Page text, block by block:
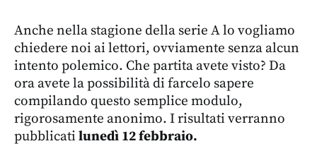
Anche nella stagione della serie A lo vogliamo
chiedere noi ai lettori, ovviamente senza alcun
intento polemico. Che partita avete visto? Da
ora avete la possibilità di farcelo sapere
compilando questo semplice modulo,
rigorosamente anonimo. I risultati verranno
pubblicati lunedì 12 febbraio.